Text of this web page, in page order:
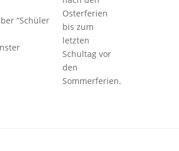
“Schüler
Osterferien
bis zum
letzten
Schultag vor
den
Sommerferien.